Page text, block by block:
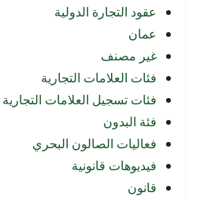
عقود التجارة الدولية
عمان
غير مصنف
فئات العلامات التجارية
فئات تسجيل العلامات
فئة البدون
فعاليات الصالون البحري
فيديوهات قانونية
قانون